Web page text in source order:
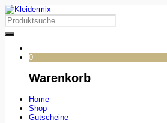
0
Warenkorb
Home
Shop
Gutscheine